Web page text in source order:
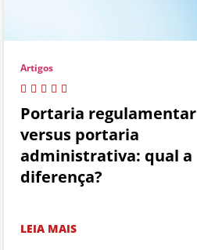
Artigos
Portaria regulamentar
versus portaria
administrativa: qual a
diferença?
LEIA MAIS